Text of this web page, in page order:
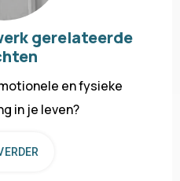
gerelateerde
en fysieke
in je leven?